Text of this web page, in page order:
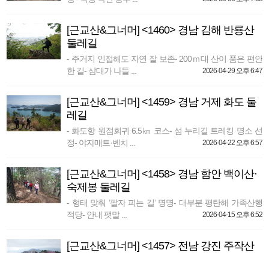
[근교산&그너머] <1460> 경남 김해 반룡산
둘레길
- 주거지 인접해도 자연 잘 보존- 200ｍ대 산이 품은 편안
한 길- 삼대가 나들 ...
2026-04-29 오후 6:47
[근교산&그너머] <1459> 경남 거제 화도 둘
레길
- 화도항 원점회귀 6.5㎞ 코스- 섬 누리길 트레킹 명소 선
정- 야자매트·벤치 ...
2026-04-22 오후 6:57
[근교산&그너머] <1458> 경남 함안 백이산·
숙제봉 둘레길
- 형태 맞춰 ‘팔자 피는 길’ 명명- 대부분 평탄해 가족산행
적당- 안내 팻말 ...
2026-04-15 오후 6:52
[근교산&그너머] <1457> 전남 강진 주작산